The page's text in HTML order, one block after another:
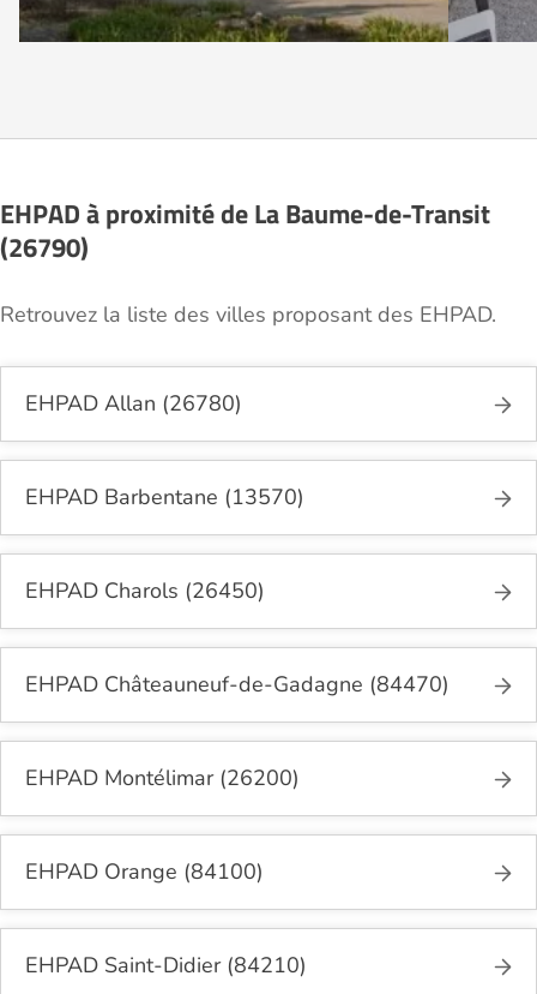
EHPAD à proximité de La Baume-de-Transit
(26790)
Retrouvez la liste des villes proposant des EHPAD.
EHPAD Allan (26780)
EHPAD Barbentane (13570)
EHPAD Charols (26450)
EHPAD Châteauneuf-de-Gadagne (84470)
EHPAD Montélimar (26200)
EHPAD Orange (84100)
EHPAD Saint-Didier (84210)